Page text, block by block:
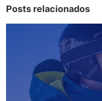
Posts relacionados